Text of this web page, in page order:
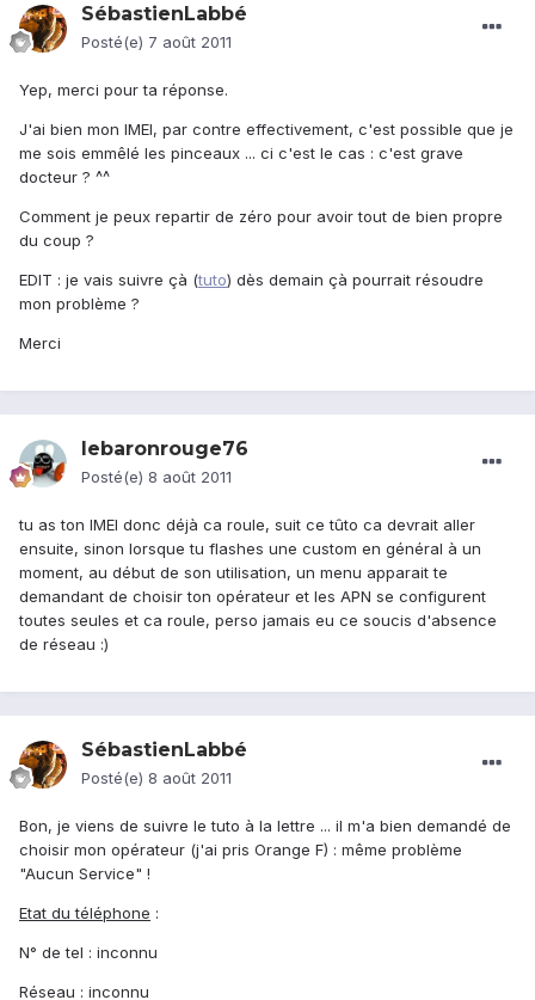
SébastienLabbé
Posté(e) 7 août 2011
Yep, merci pour ta réponse.
J'ai bien mon IMEI, par contre effectivement, c'est possible que je
me sois emmêlé les pinceaux ... ci c'est le cas : c'est grave
docteur ? ^^
Comment je peux repartir de zéro pour avoir tout de bien propre
du coup ?
EDIT : je vais suivre çà (tuto) dès demain çà pourrait résoudre
mon problème ?
Merci
lebaronrouge76
Posté(e) 8 août 2011
tu as ton IMEI donc déjà ca roule, suit ce tûto ca devrait aller
ensuite, sinon lorsque tu flashes une custom en général à un
moment, au début de son utilisation, un menu apparait te
demandant de choisir ton opérateur et les APN se configurent
toutes seules et ca roule, perso jamais eu ce soucis d'absence
de réseau :)
SébastienLabbé
Posté(e) 8 août 2011
Bon, je viens de suivre le tuto à la lettre ... il m'a bien demandé de
choisir mon opérateur (j'ai pris Orange F) : même problème
"Aucun Service" !
Etat du téléphone :
N° de tel : inconnu
Réseau : inconnu